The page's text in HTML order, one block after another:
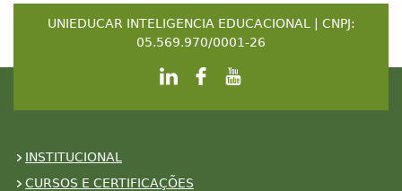
UNIEDUCAR INTELIGENCIA EDUCACIONAL | CNPJ:
05.569.970/0001-26
INSTITUCIONAL
CURSOS E CERTIFICAÇÕES